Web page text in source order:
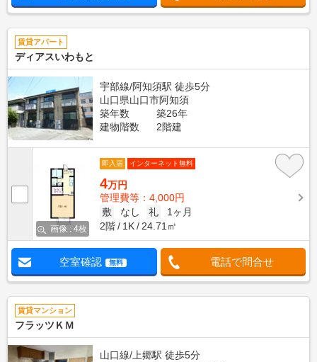
賃貸アパート
ディアスいわもと
宇部線/阿知須駅 徒歩5分
山口県山口市阿知須
築年数
築26年
建物階数
2階建
画像 : 4枚
即入居 インターネット無料
4万円
管理費等：4,000円
敷
なし 礼
1ヶ月
2階
1K 24.71㎡
空室確認 無料 電話で問合せ
賃貸マンション
フラッツＫＭ
山口線/上郷駅 徒歩5分